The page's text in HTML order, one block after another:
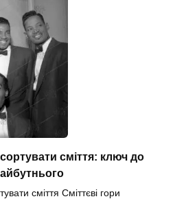
сміття: ключ до
сміття Сміттєві гори